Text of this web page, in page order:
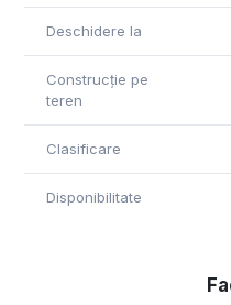
Deschidere la
Construcție pe
teren
Clasificare
Disponibilitate